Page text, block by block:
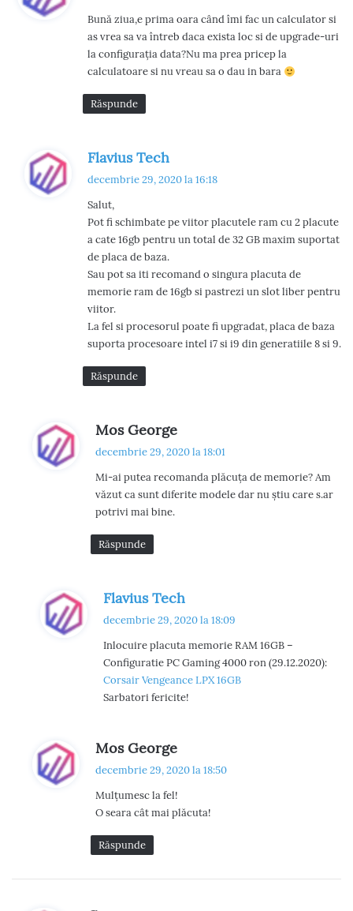
n
e
:
Bună ziua,e prima oara când îmi fac un calculator si
as vrea sa va întreb daca exista loc si de upgrade-uri
la configurația data?Nu ma prea pricep la
calculatoare si nu vreau sa o dau in bara
Răspunde
Flavius Tech
p
e
:
decembrie 29, 2020 la 16:18
Salut,
Pot fi schimbate pe viitor placutele ram cu 2 placute
a cate 16gb pentru un total de 32 GB maxim suportat
de placa de baza.
Sau pot sa iti recomand o singura placuta de
memorie ram de 16gb si pastrezi un slot liber pentru
viitor.
La fel si procesorul poate fi upgradat, placa de baza
suporta procesoare intel i7 si i9 din generatiile 8 si 9.
Răspunde
Mos George
p
n
e
decembrie 29, 2020 la 18:01
Mi-ai putea recomanda plăcuța de memorie? Am
văzut ca sunt diferite modele dar nu știu care s.ar
potrivi mai bine.
Răspunde
Flavius Tech
p
n
e
:
decembrie 29, 2020 la 18:09
Inlocuire placuta memorie RAM 16GB –
Configuratie PC Gaming 4000 ron (29.12.2020):
Corsair Vengeance LPX 16GB
Sarbatori fericite!
Mos George
p
e
decembrie 29, 2020 la 18:50
Mulțumesc la fel!
O seara cât mai plăcuta!
Răspunde